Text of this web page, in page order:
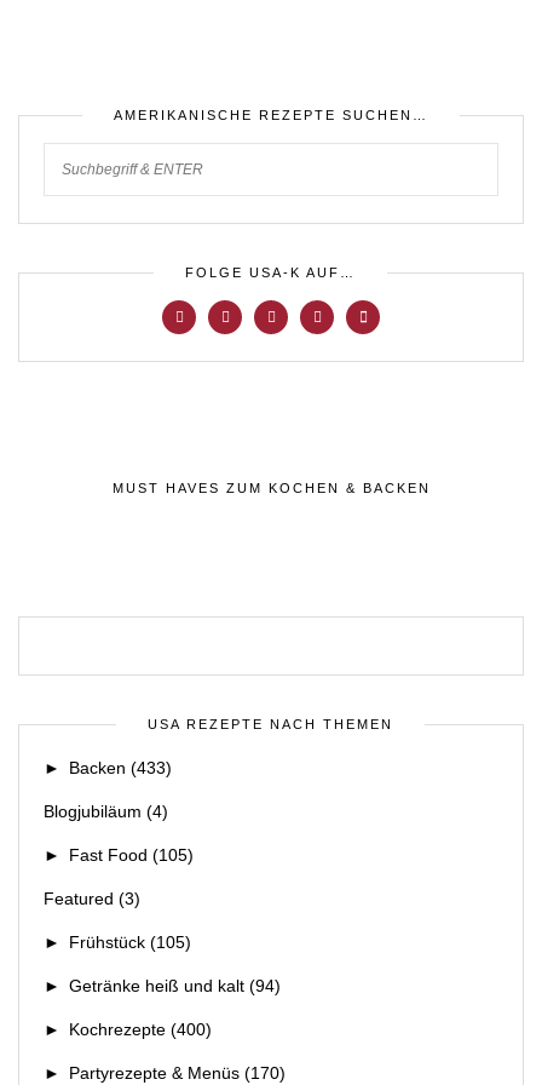
AMERIKANISCHE REZEPTE SUCHEN…
FOLGE USA-K AUF…
MUST HAVES ZUM KOCHEN & BACKEN
USA REZEPTE NACH THEMEN
► Backen (433)
Blogjubiläum (4)
► Fast Food (105)
Featured (3)
► Frühstück (105)
► Getränke heiß und kalt (94)
► Kochrezepte (400)
► Partyrezepte & Menüs (170)